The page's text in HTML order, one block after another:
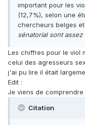
important pour les
(12,7%), selon une
chercheurs belges
sénatorial sont assez
Les chiffres pour le viol
celui des agresseurs
j'ai pu lire il était
Edit :
Je viens de comprendre
Citation